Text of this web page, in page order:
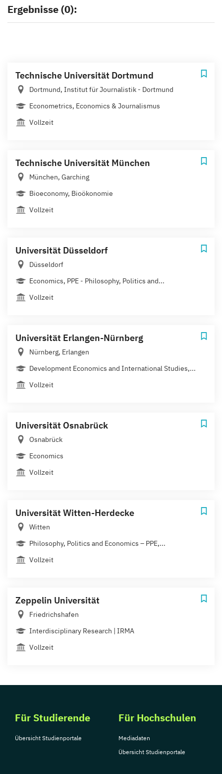
Ergebnisse (0):
Technische Universität Dortmund
Dortmund, Institut für Journalistik - Dortmund
Econometrics, Economics & Jour­na­lis­mus
Vollzeit
Technische Universität München
München, Garching
Bioeconomy, Bioökonomie
Vollzeit
Universität Düsseldorf
Düsseldorf
Economics, PPE - Philosophy, Politics and...
Vollzeit
Universität Erlangen-Nürnberg
Nürnberg, Erlangen
Development Economics and International Studies,...
Vollzeit
Universität Osnabrück
Osnabrück
Economics
Vollzeit
Universität Witten-Herdecke
Witten
Philosophy, Politics and Economics – PPE,...
Vollzeit
Zeppelin Universität
Friedrichshafen
Interdisciplinary Research | IRMA
Vollzeit
Für Studierende
Übersicht Studienportale
Für Hochschulen
Mediadaten
Übersicht Studienportale